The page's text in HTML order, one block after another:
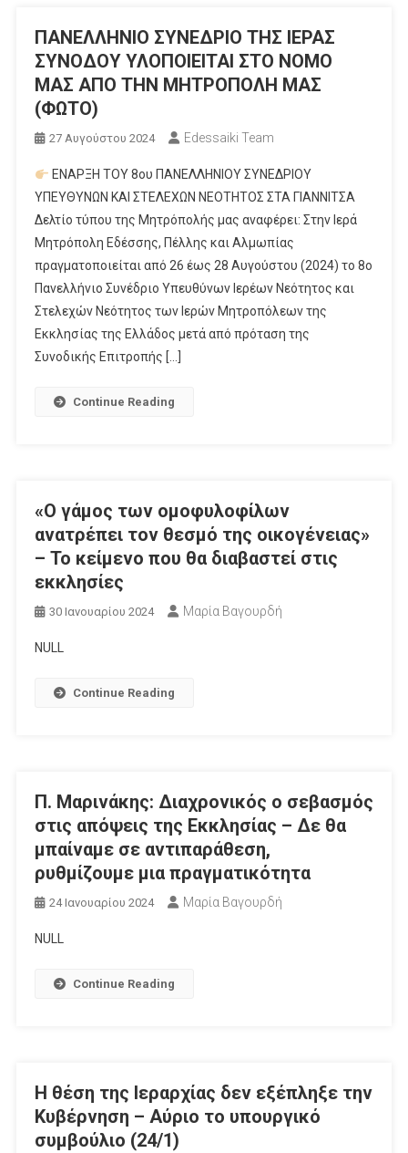
ΠΑΝΕΛΛΗΝΙΟ ΣΥΝΕΔΡΙΟ ΤΗΣ ΙΕΡΑΣ
ΣΥΝΟΔΟΥ ΥΛΟΠΟΙΕΙΤΑΙ ΣΤΟ ΝΟΜΟ
ΜΑΣ ΑΠΟ ΤΗΝ ΜΗΤΡΟΠΟΛΗ ΜΑΣ
(ΦΩΤΟ)
27 Αυγούστου 2024 Edessaiki Team
ΕΝΑΡΞΗ ΤΟΥ 8ου ΠΑΝΕΛΛΗΝΙΟΥ ΣΥΝΕΔΡΙΟΥ
ΥΠΕΥΘΥΝΩΝ ΚΑΙ ΣΤΕΛΕΧΩΝ ΝΕΟΤΗΤΟΣ ΣΤΑ ΓΙΑΝΝΙΤΣΑ
Δελτίο τύπου της Μητρόπολής μας αναφέρει: Στην Ιερά
Μητρόπολη Εδέσσης, Πέλλης και Αλμωπίας
πραγματοποιείται από 26 έως 28 Αυγούστου (2024) το 8ο
Πανελλήνιο Συνέδριο Υπευθύνων Ιερέων Νεότητος και
Στελεχών Νεότητος των Ιερών Μητροπόλεων της
Εκκλησίας της Ελλάδος μετά από πρόταση της
Συνοδικής Επιτροπής […]
Continue Reading
«Ο γάμος των ομοφυλοφίλων
ανατρέπει τον θεσμό της οικογένειας»
– Το κείμενο που θα διαβαστεί στις
εκκλησίες
30 Ιανουαρίου 2024 Μαρία Βαγουρδή
NULL
Continue Reading
Π. Μαρινάκης: Διαχρονικός ο σεβασμός
στις απόψεις της Εκκλησίας – Δε θα
μπαίναμε σε αντιπαράθεση,
ρυθμίζουμε μια πραγματικότητα
24 Ιανουαρίου 2024 Μαρία Βαγουρδή
NULL
Continue Reading
Η θέση της Ιεραρχίας δεν εξέπληξε την
Κυβέρνηση – Αύριο το υπουργικό
συμβούλιο (24/1)